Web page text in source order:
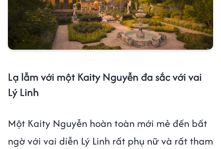
Lạ lẫm với một Kaity Nguyễn đa sắc với vai
Lý Linh
Một Kaity Nguyễn hoàn toàn mới mẻ đến bất
ngờ với vai diễn Lý Linh rất phụ nữ và rất tham